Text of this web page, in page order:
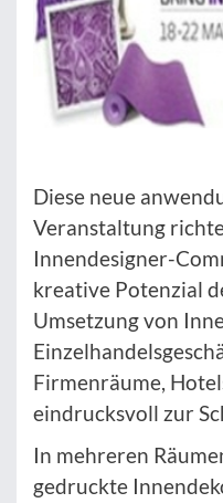
Diese neue
Veranstaltung
Innendesigner-
kreative Potenzial
Umsetzung von
Firmenräume,
eindrucksvoll zur
In mehreren
gedruckte